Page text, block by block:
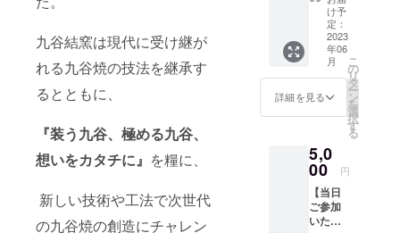
九谷結窯は現代に受け継が
れる九谷焼の技法を継承す
るとともに、
『装う九谷、極める九谷、
想いをカタチに』 を糧に、
新しい技術や工法で次世代
の九谷焼の創造にチャレン
人と人、人
とモノ、モ
ノとモノ、
人と地域な
ど 『結ぶ＝
コラボ』を
に、それぞ
れの融合し
た活動を志
していま
越町ち
31番地
原材料
及び添
加物等
表示は
お届け
に表記
されま
す。 商
品開封
前には
必ずお
【名
称】加
賀の紅
（ファ
ース
ト）
（加賀
市産）
【内容
量】
リーフ
50g
て販売
してい
ます。
新茶
は、石
川県加
賀産の
渋みの
バラン
スが良
く、ふ
だん飲
みしや
谷焼の
手びね
り体験
引換
券 お
礼の
カード
付 ＊商
品は総
にてお
渡しさ
せてい
ただき
ます。
●打越の
け予
定：
2023
年06
月
詳細を見る
こ
の
リ
タ
ー
ン
を
選
択
す
る
5,0
00 円
【当日
ご参加
いただ